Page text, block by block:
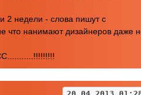
2 недели - слова пишут с
что нанимают дизайнеров даже